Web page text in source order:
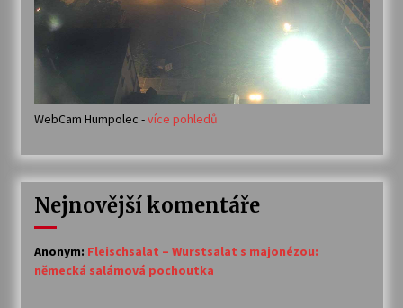
WebCam Humpolec -více pohledů
Nejnovější komentáře
Anonym: Fleischsalat – Wurstsalat s majonézou:
německá salámová pochoutka